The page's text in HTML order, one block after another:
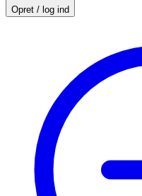
Opret / log ind